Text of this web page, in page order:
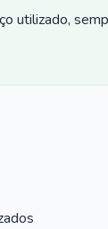
utilizado,